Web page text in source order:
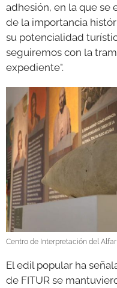
adhesión, en la que se
de la importancia
su potencialidad
seguiremos con la
expediente".
Centro de Interpretación del
El edil popular ha
de FITUR se